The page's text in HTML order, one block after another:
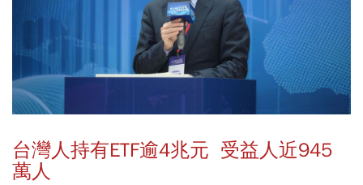
台灣人持有ETF逾4兆元 受益人近945
萬人